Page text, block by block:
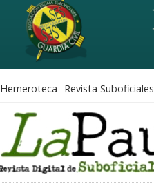
Hemeroteca Revista Suboficiales